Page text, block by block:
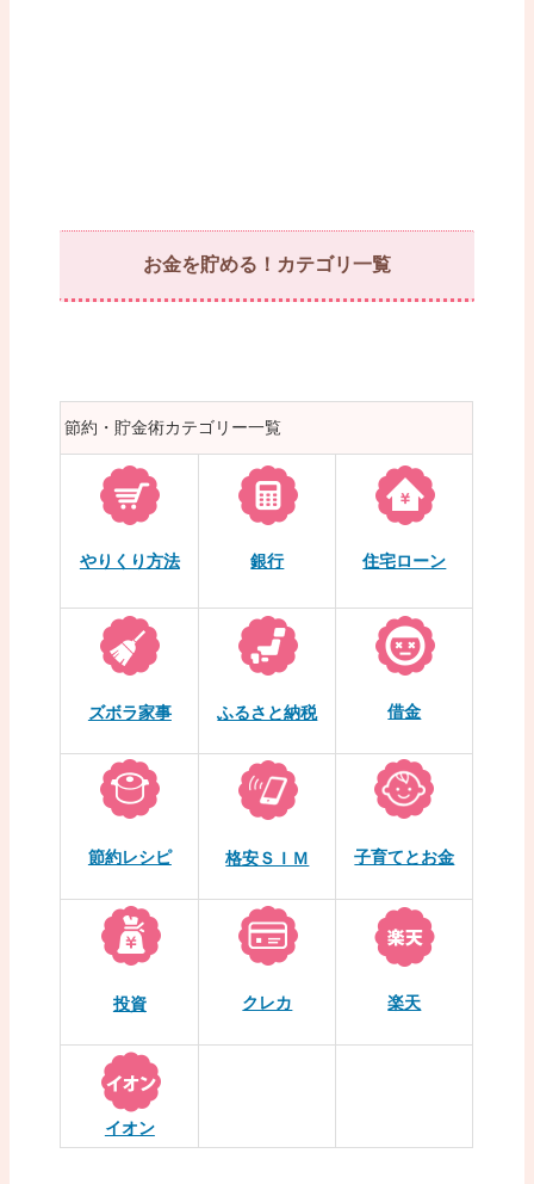
お金を貯める！カテゴリ一覧
節約・貯金術カテゴリー一覧
やりくり方法 銀行 住宅ローン
ズボラ家事 ふるさと納税 借金
節約レシピ 格安ＳＩＭ 子育てとお金
投資 クレカ 楽天
イオン